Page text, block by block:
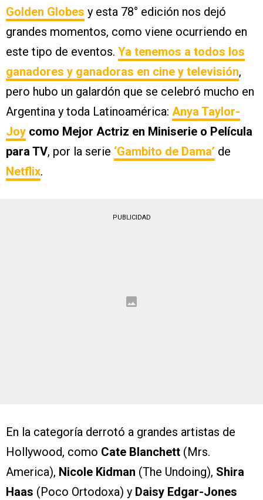
Golden Globes y esta 78° edición nos dejó
grandes momentos, como viene ocurriendo en
este tipo de eventos. Ya tenemos a todos los
ganadores y ganadoras en cine y televisión,
pero hubo un galardón que se celebró mucho en
Argentina y toda Latinoamérica: Anya Taylor-
Joy como Mejor Actriz en Miniserie o Película
para TV, por la serie ‘Gambito de Dama’ de
Netflix.
PUBLICIDAD
En la categoría derrotó a grandes artistas de
Hollywood, como Cate Blanchett (Mrs.
America), Nicole Kidman (The Undoing), Shira
Haas (Poco Ortodoxa) y Daisy Edgar-Jones